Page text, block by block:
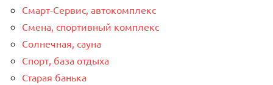
Смарт-Сервис, автокомплекс
Смена, спортивный комплекс
Солнечная, сауна
Спорт, база отдыха
Старая банька